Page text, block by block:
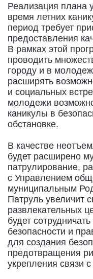
Реализация плана
время летних
период требует
предоставления
В рамках этой
проводить
городу и в
расширять
и социальных
молодежи
каникулы в
обстановке.
В качестве
будет расширено
патрулирование,
с Управлением
муниципальным
Патруль увеличит
развлекательных
будет
безопасности и
для создания
предотвращения
укрепления связи